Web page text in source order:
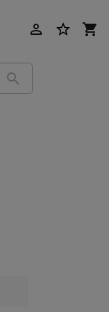
person_outline star_border shopping_cart
search